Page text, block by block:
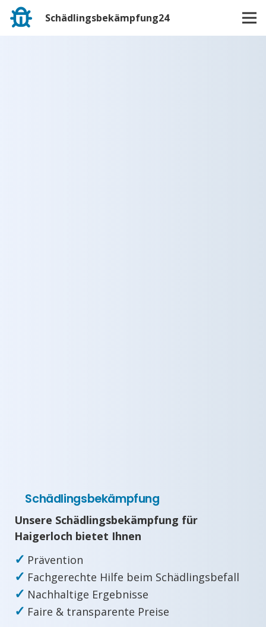
Schädlingsbekämpfung24
Schädlingsbekämpfung
Unsere Schädlingsbekämpfung für
Haigerloch bietet Ihnen
✓ Prävention
✓ Fachgerechte Hilfe beim Schädlingsbefall
✓ Nachhaltige Ergebnisse
✓ Faire & transparente Preise